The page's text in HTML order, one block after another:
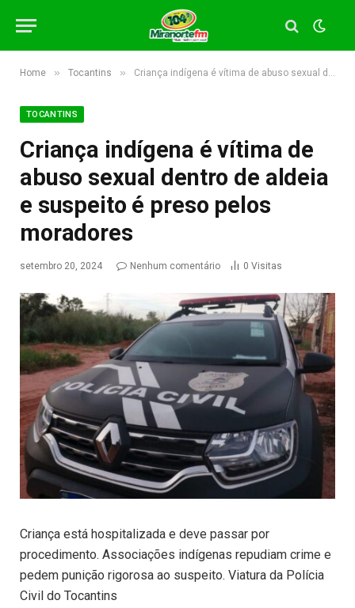
Home » Tocantins » Criança indígena é vítima de abuso sexual dentro de aldeia e suspeito é preso pelos moradores
TOCANTINS
Criança indígena é vítima de
abuso sexual dentro de aldeia
e suspeito é preso pelos
moradores
setembro 20, 2024 Nenhum comentário 0 Visitas
Criança está hospitalizada e deve passar por
procedimento. Associações indígenas repudiam crime e
pedem punição rigorosa ao suspeito. Viatura da Polícia
Civil do Tocantins